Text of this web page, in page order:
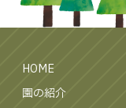
HOME
園の紹介